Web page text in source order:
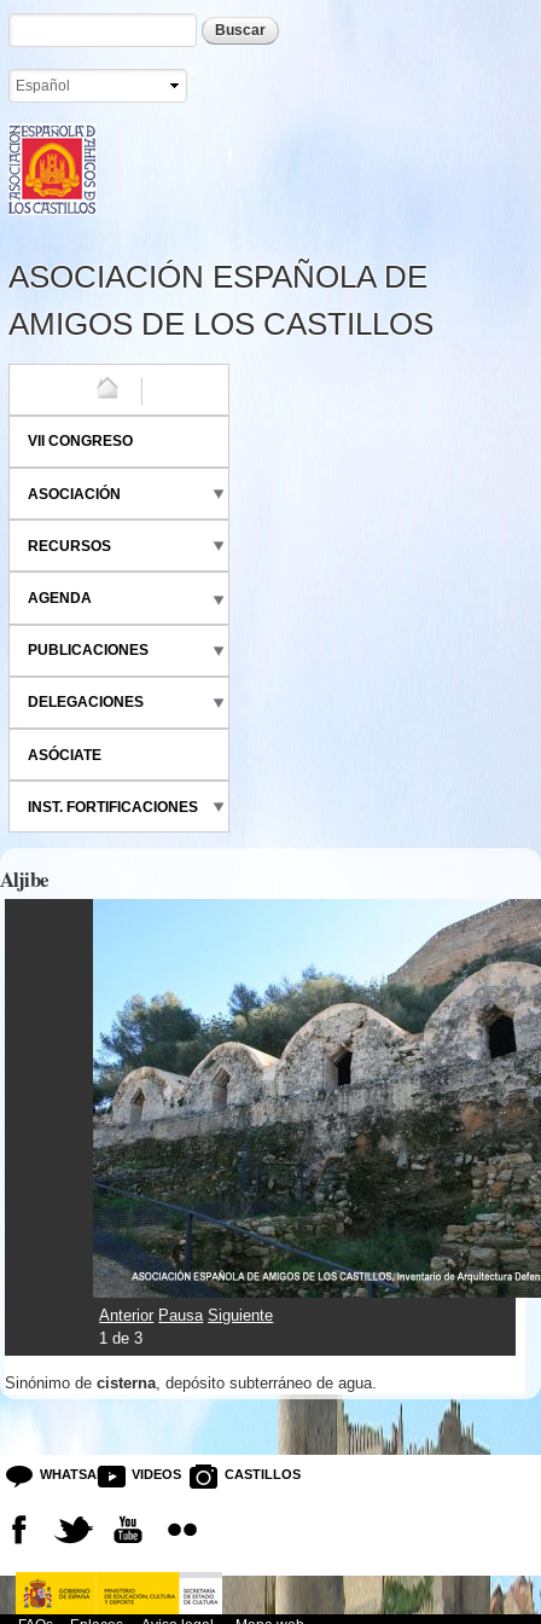
Pasar al
contenido
Formulario de búsqueda
Buscar
ASOCIACIÓN ESPAÑOLA DE
AMIGOS DE LOS CASTILLOS
VII CONGRESO
ASOCIACIÓN
RECURSOS
AGENDA
PUBLICACIONES
DELEGACIONES
ASÓCIATE
INST. FORTIFICACIONES
Aljibe
Anterior Pausa Siguiente
1 de3
Sinónimo de cisterna, depósito subterráneo de agua.
WHATSAPP VIDEOS CASTILLOS